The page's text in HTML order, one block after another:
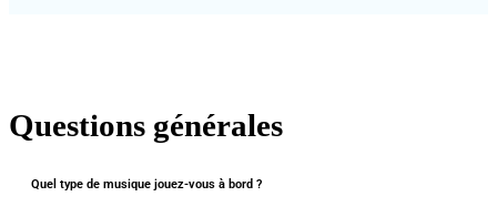
Questions générales
Quel type de musique jouez-vous à bord ?